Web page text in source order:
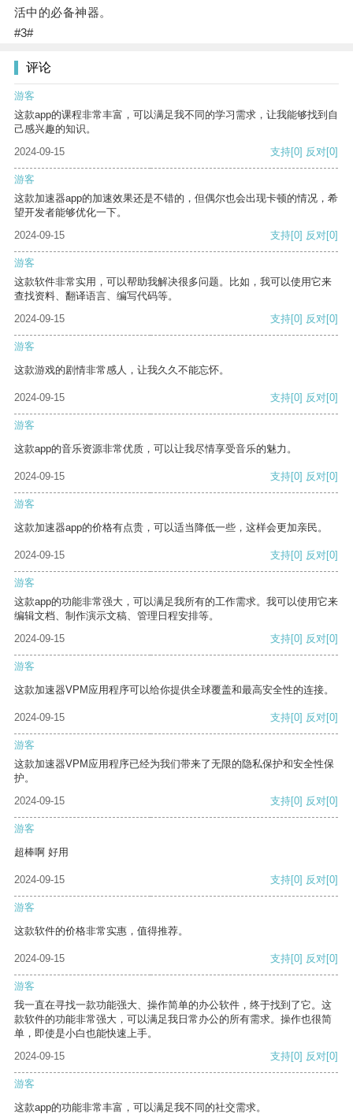
活中的必备神器。
#3#
评论
游客
这款app的课程非常丰富，可以满足我不同的学习需求，让我能够找到自
己感兴趣的知识。
2024-09-15
支持[0] 反对[0]
游客
这款加速器app的加速效果还是不错的，但偶尔也会出现卡顿的情况，希
望开发者能够优化一下。
2024-09-15
支持[0] 反对[0]
游客
这款软件非常实用，可以帮助我解决很多问题。比如，我可以使用它来
查找资料、翻译语言、编写代码等。
2024-09-15
支持[0] 反对[0]
游客
这款游戏的剧情非常感人，让我久久不能忘怀。
2024-09-15 支持[0] 反对[0]
游客
这款app的音乐资源非常优质，可以让我尽情享受音乐的魅力。
2024-09-15 支持[0] 反对[0]
游客
这款加速器app的价格有点贵，可以适当降低一些，这样会更加亲民。
2024-09-15 支持[0] 反对[0]
游客
这款app的功能非常强大，可以满足我所有的工作需求。我可以使用它来
编辑文档、制作演示文稿、管理日程安排等。
2024-09-15
支持[0] 反对[0]
游客
这款加速器VPM应用程序可以给你提供全球覆盖和最高安全性的连接。
2024-09-15 支持[0] 反对[0]
游客
这款加速器VPM应用程序已经为我们带来了无限的隐私保护和安全性保
护。
2024-09-15
支持[0] 反对[0]
游客
超棒啊 好用
2024-09-15 支持[0] 反对[0]
游客
这款软件的价格非常实惠，值得推荐。
2024-09-15 支持[0] 反对[0]
游客
我一直在寻找一款功能强大、操作简单的办公软件，终于找到了它。这
款软件的功能非常强大，可以满足我日常办公的所有需求。操作也很简
单，即使是小白也能快速上手。
2024-09-15
支持[0] 反对[0]
游客
这款app的功能非常丰富，可以满足我不同的社交需求。